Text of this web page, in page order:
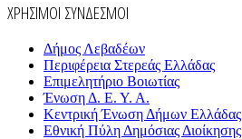
ΧΡΗΣΙΜΟΙ ΣΥΝΔΕΣΜΟΙ
Δήμος Λεβαδέων
Περιφέρεια Στερεάς Ελλάδας
Επιμελητήριο Βοιωτίας
Ένωση Δ. Ε. Υ. Α.
Κεντρική Ένωση Δήμων Ελλάδας
Εθνική Πύλη Δημόσιας Διοίκησης